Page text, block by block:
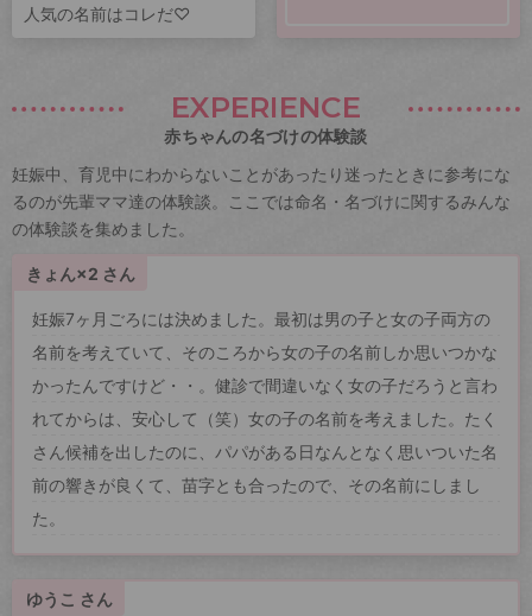
人気の名前はコレだ♡
EXPERIENCE
赤ちゃんの名づけの体験談
妊娠中、育児中にわからないことがあったり迷ったときに参考にな
るのが先輩ママ達の体験談。ここでは命名・名づけに関するみんな
の体験談を集めました。
きょん×2 さん
妊娠7ヶ月ごろには決めました。最初は男の子と女の子両方の
名前を考えていて、そのころから女の子の名前しか思いつかな
かったんですけど・・。健診で間違いなく女の子だろうと言わ
れてからは、安心して（笑）女の子の名前を考えました。たく
さん候補を出したのに、パパがある日なんとなく思いついた名
前の響きが良くて、苗字とも合ったので、その名前にしまし
た。
ゆうこ さん